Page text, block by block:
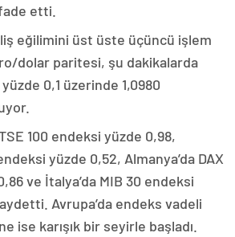
etti.
eğilimini üst üste üçüncü işlem
dolar paritesi, şu dakikalarda
yüzde 0,1 üzerinde 1,0980
100 endeksi yüzde 0,98,
yüzde 0,52, Almanya’da DAX
ve İtalya’da MIB 30 endeksi
Avrupa’da endeks vadeli
ise karışık bir seyirle başladı.